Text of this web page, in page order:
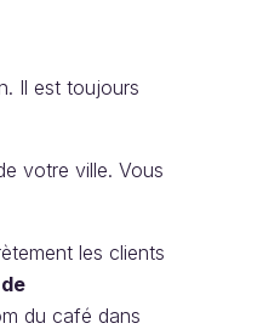
Il est toujours
votre ville. Vous
les clients
du café dans